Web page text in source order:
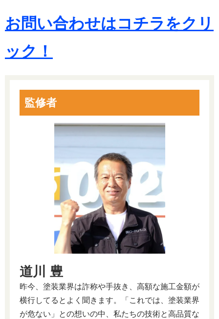
お問い合わせはコチラをクリ
ック！
監修者
道川 豊
昨今、塗装業界は詐称や手抜き、高額な施工金額が
横行してるとよく聞きます。「これでは、塗装業界
が危ない」との想いの中、私たちの技術と高品質な